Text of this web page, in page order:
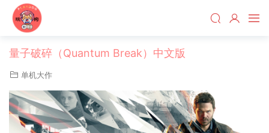
量子破碎（Quantum Break）中文版
单机大作